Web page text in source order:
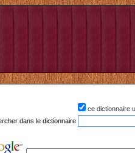
ce dictionnaire
dans le dictionnaire